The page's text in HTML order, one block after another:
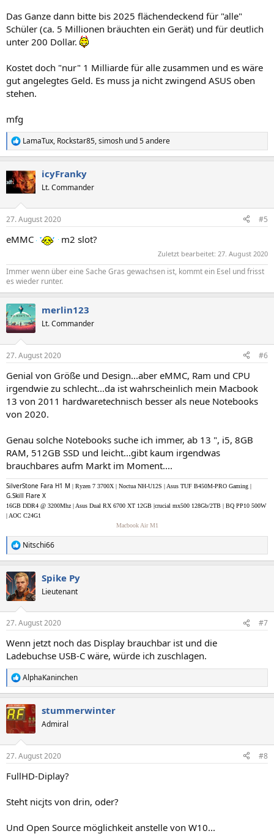
Das Ganze dann bitte bis 2025 flächendeckend für "alle"
Schüler (ca. 5 Millionen bräuchten ein Gerät) und für deutlich
unter 200 Dollar.
Kostet doch "nur" 1 Milliarde für alle zusammen und es wäre
gut angelegtes Geld. Es muss ja nicht zwingend ASUS oben
stehen.
mfg
R
e
k
t
i
e
:
LamaTux, Rockstar85,simosh und 5 andere
icyFranky
Lt. Commander
27. August 2020 #5
eMMC m2 slot?
Zuletzt bearbeitet: 27. August 2020
Immer wenn über eine Sache Gras gewachsen ist, kommt ein Esel und frisst
es wieder runter.
merlin123
Lt. Commander
27. August 2020 #6
Genial von Größe und Design...aber eMMC, Ram und CPU
irgendwie zu schlecht...da ist wahrscheinlich mein Macbook
13 von 2011 hardwaretechnisch besser als neue Notebooks
von 2020.
Genau solche Notebooks suche ich immer, ab 13 ", i5, 8GB
RAM, 512GB SSD und leicht...gibt kaum irgendwas
brauchbares aufm Markt im Moment....
SilverStone Fara H1 M | Ryzen 7 3700X | Noctua NH-U12S | Asus TUF B450M-PRO Gaming |
G.Skill Flare X
16GB DDR4 @ 3200Mhz | Asus Dual RX 6700 XT 12GB |crucial mx500 128Gb/2TB | BQ PP10 500W
| AOC C24G1
Macbook Air M1
R
e
k
t
i
e
:
Nitschi66
Spike Py
Lieutenant
27. August 2020 #7
Wenn jetzt noch das Display brauchbar ist und die
Ladebuchse USB-C wäre, würde ich zuschlagen.
R
e
k
t
i
e
:
AlphaKaninchen
stummerwinter
Admiral
27. August 2020 #8
FullHD-Diplay?
Steht nicjts von drin, oder?
Und Open Source möglichkeit anstelle von W10...